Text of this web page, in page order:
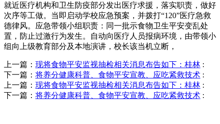
就近医疗机构和卫生防疫部分发出医疗求援，落实职责，做好
次序等工做。当即启动学校应急预案，并拨打“120”医疗急救
德律风。应急带领小组职责：同一批示食物卫生平安变乱处
置，防止过激行为发生。自动向医疗人员报病环境，由带领小
组向上级教育部分及本地演讲，校长该当机立断，
上一篇： 现将食物平安监视抽检相关消息布告如下：桂林 :
下一篇： 将养分健康科普、食物平安宣教、应吃紧救技术 :
上一篇： 现将食物平安监视抽检相关消息布告如下：桂林 :
下一篇： 将养分健康科普、食物平安宣教、应吃紧救技术 :